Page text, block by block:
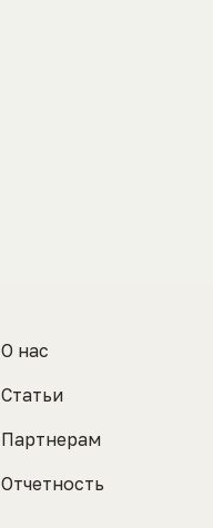
О нас
Статьи
Партнерам
Отчетность